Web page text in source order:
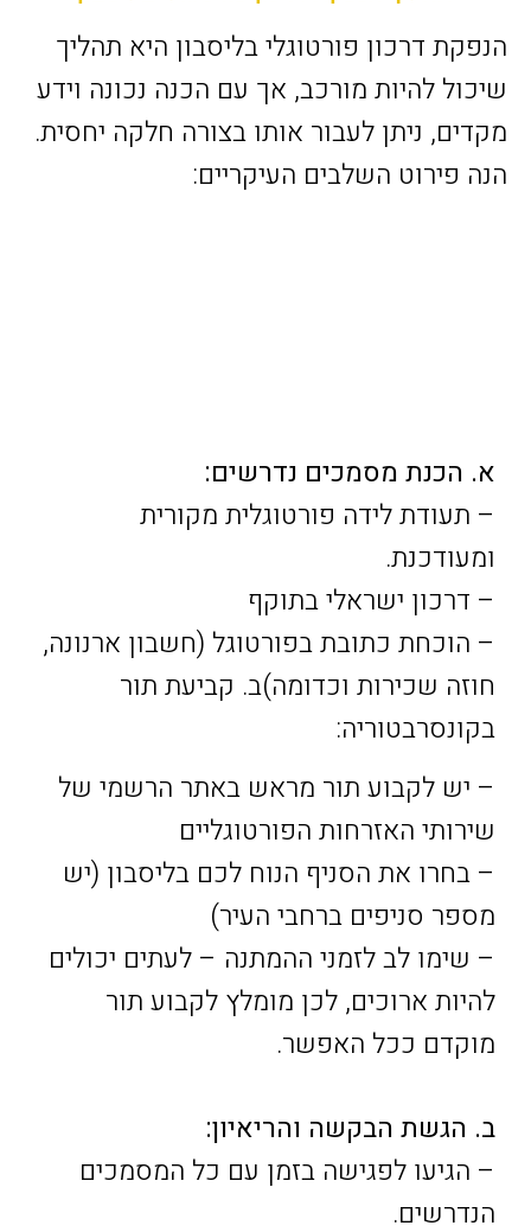
הנפקת דרכון פורטוגלי בליסבון היא תהליך
שיכול להיות מורכב, אך עם הכנה נכונה וידע
מקדים, ניתן לעבור אותו בצורה חלקה יחסית.
הנה פירוט השלבים העיקריים:
א. הכנת מסמכים נדרשים:
– תעודת לידה פורטוגלית מקורית
ומעודכנת.
– דרכון ישראלי בתוקף
– הוכחת כתובת בפורטוגל (חשבון ארנונה,
חוזה שכירות וכדומה)ב. קביעת תור
בקונסרבטוריה:
– יש לקבוע תור מראש באתר הרשמי של
שירותי האזרחות הפורטוגליים
– בחרו את הסניף הנוח לכם בליסבון (יש
מספר סניפים ברחבי העיר)
– שימו לב לזמני ההמתנה – לעתים יכולים
להיות ארוכים, לכן מומלץ לקבוע תור
מוקדם ככל האפשר.
ב. הגשת הבקשה והריאיון:
– הגיעו לפגישה בזמן עם כל המסמכים
הנדרשים.